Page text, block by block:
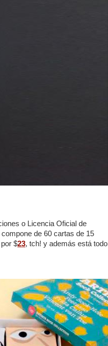
o Licencia Oficial de
de 60 cartas de 15
$23, tch! y además está todo